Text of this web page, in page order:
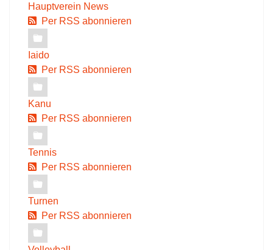
Hauptverein News
Per RSS abonnieren
Iaido
Per RSS abonnieren
Kanu
Per RSS abonnieren
Tennis
Per RSS abonnieren
Turnen
Per RSS abonnieren